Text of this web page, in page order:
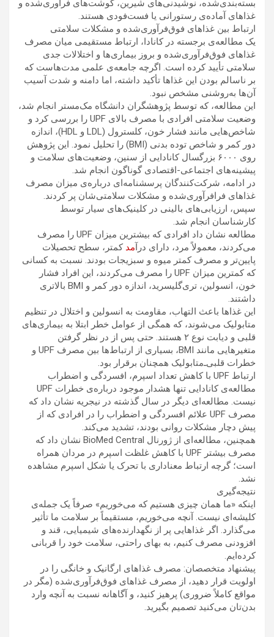
بسته‌بندی‌شده، نوشیدنی‌های شیرین، گوشت‌های فرآوری‌شده و
غذاهای آماده‌ی رستورانی یا فست‌فودی هستند.
ارتباط بین غذاهای فوق‌فرآوری‌شده و مشکلات سلامتی
یک مطالعه‌ی برجسته در کانادا، ارتباط مستقیمی میان مصرف
غذاهای فوق‌فرآوری‌شده و بروز بیماری‌ها و اختلالات جدی
سلامتی تأیید کرده است. اگرچه جامعه‌ی علمی مدت‌هاست که
بر ناسالم بودن این غذاها تأکید داشته، اما دامنه و شدت آسیب
آن‌ها به‌روشنی مشخص نبود.
این مطالعه، که توسط پژوهشگران دانشگاه مک‌مستر انجام شد،
وضعیت سلامتی افرادی با مصرف بالای UPF را بررسی کرد و
شاخص‌هایی مانند فشار خون، کلسترول (LDL و HDL)، اندازه
دور کمر و شاخص توده بدنی (BMI) را تحلیل نمود. این پژوهش
روی ۶۰۰۰ بزرگسال کانادایی از سنین، وضعیت‌های سلامت و
پیشینه‌های اجتماعی-اقتصادی گوناگون انجام شد.
در ادامه، شرکت‌کنندگان پرسشنامه‌ای درباره‌ی میزان مصرف
غذاهای فرافرآوری‌شده و مشکلات سلامتی‌شان پر کردند.
سپس، ارزیابی‌های بالینی در کلینیک‌های سیار توسط
کارشناسان انجام شد.
مطالعه نشان داد افرادی که بیشترین میزان UPF را مصرف
می‌کردند، معمولاً مرد، دارای درآمد کمتر، سطح تحصیلات
پایین‌تر و مصرف کمتر میوه و سبزیجات بودند. نسبت به کسانی
که کمترین میزان UPF را مصرف می‌کردند، این افراد فشار
خون، انسولین، تری‌گلیسرید، اندازه دور کمر و BMI بالاتری
داشتند.
این غذاها باعث التهاب، مقاومت به انسولین و اختلال در تنظیم
متابولیک می‌شوند، که همگی از عوامل خطر ابتلا به بیماری‌های
قلبی و دیابت نوع ۲ هستند. حتی پس از در نظر گرفتن
متغیرهایی مانند BMI، بسیاری از ارتباط‌ها بین مصرف UPF و
خطرات قلبی‌ـ‌متابولیک همچنان برقرار بود.
ارتباط UPF با کاهش تعداد اسپرم، افسردگی و اضطراب
مطالعه‌ی کانادایی تنها هشدار موجود درباره‌ی خطرات UPF
نیست. مطالعه‌ای دیگر در سال گذشته در نیجریه نشان داد که
مصرف UPF علائم افسردگی و اضطراب را در افرادی که از
پیش دچار مشکلات روانی بودند، تشدید می‌کند.
همچنین، مطالعه‌ای از ژورنال BioMed Central نشان داد که
مصرف بیشتر UPF با کاهش غلظت اسپرم در مردان همراه
است؛ گرچه ارتباط معناداری با تحرک یا شکل اسپرم مشاهده
نشد.
نتیجه‌گیری
اینکه «ما همان چیزی هستیم که می‌خوریم» صرفاً یک جمله‌ی
کلیشه‌ای نیست. آنچه می‌خوریم، مستقیماً بر سلامت ما تأثیر
می‌گذارد. اگر غذاهایی پر از نگهدارنده‌های شیمیایی، قند و
افزودنی مصرف کنیم، به بهای راحتی، سلامت خود را قربانی
کرده‌ایم.
پیشنهاد متخصصان: مصرف غذاهای ارگانیک و خانگی را در
اولویت قرار دهید، از مصرف غذاهای فوق‌فرآوری‌شده (مگر در
مواقع کاملاً ضروری) پرهیز کنید، و آگاهانه نسبت به آنچه وارد
بدن‌تان می‌کنید تصمیم بگیرید.